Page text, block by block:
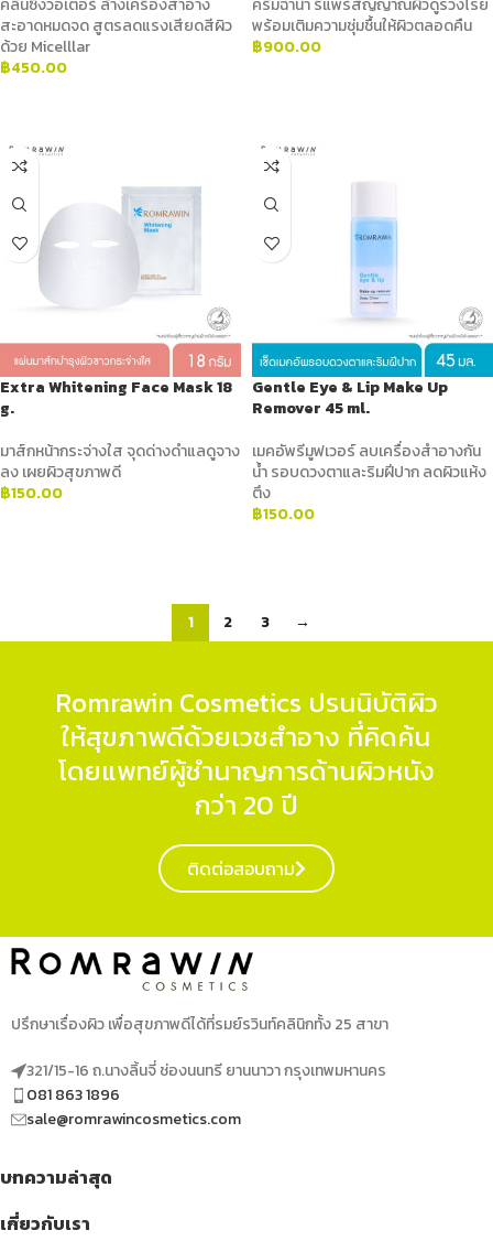
คลีนซิ่งวอเตอร์ ล้างเครื่องสำอาง
สะอาดหมดจด สูตรลดแรงเสียดสีผิว
ด้วย Micelllar
฿450.00
ครีมฉ่ำน้ำ รีแพร์สัญญาณผิวดูร่วงโรย
พร้อมเติมความชุ่มชื้นให้ผิวตลอดคืน
฿900.00
Extra Whitening Face Mask 18
g.
มาส์กหน้ากระจ่างใส จุดด่างดำแลดูจาง
ลง เผยผิวสุขภาพดี
฿150.00
Gentle Eye & Lip Make Up
Remover 45 ml.
เมคอัพรีมูฟเวอร์ ลบเครื่องสำอางกัน
น้ำ รอบดวงตาและริมฝีปาก ลดผิวแห้ง
ตึง
฿150.00
1 2 3 →
Romrawin Cosmetics ปรนนิบัติผิว
ให้สุขภาพดีด้วยเวชสำอาง ที่คิดค้น
โดยแพทย์ผู้ชำนาญการด้านผิวหนัง
กว่า 20 ปี
ติดต่อสอบถาม
ปรึกษาเรื่องผิว เพื่อสุขภาพดีได้ที่รมย์รวินท์คลินิกทั้ง 25 สาขา
321/15-16 ถ.นางลิ้นจี่ ช่องนนทรี ยานนาวา กรุงเทพมหานคร
081 863 1896
sale@romrawincosmetics.com
บทความล่าสุด
เกี่ยวกับเรา